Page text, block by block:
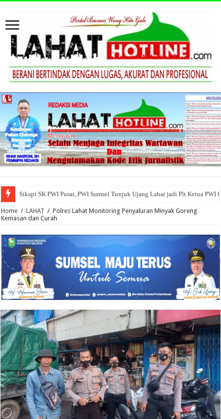
Sikapi SK PWI Pusat, PWI Sumsel Tunjuk Ujang Lahat jadi Plt Ketua PWI
Home / LAHAT / Polres Lahat Monitoring Penyaluran Minyak Goreng
Kemasan dan Curah